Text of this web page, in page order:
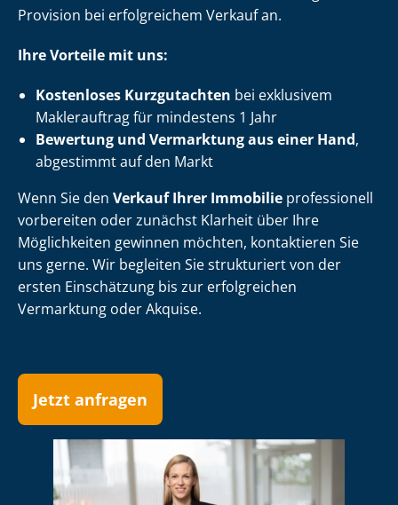
Provision bei erfolgreichem Verkauf an.
Ihre Vorteile mit uns:
Kostenloses Kurzgutachten bei exklusivem
Maklerauftrag für mindestens 1 Jahr
Bewertung und Vermarktung aus einer Hand,
abgestimmt auf den Markt
Wenn Sie den Verkauf Ihrer Immobilie professionell
vorbereiten oder zunächst Klarheit über Ihre
Möglichkeiten gewinnen möchten, kontaktieren Sie
uns gerne. Wir begleiten Sie strukturiert von der
ersten Einschätzung bis zur erfolgreichen
Vermarktung oder Akquise.
Jetzt anfragen